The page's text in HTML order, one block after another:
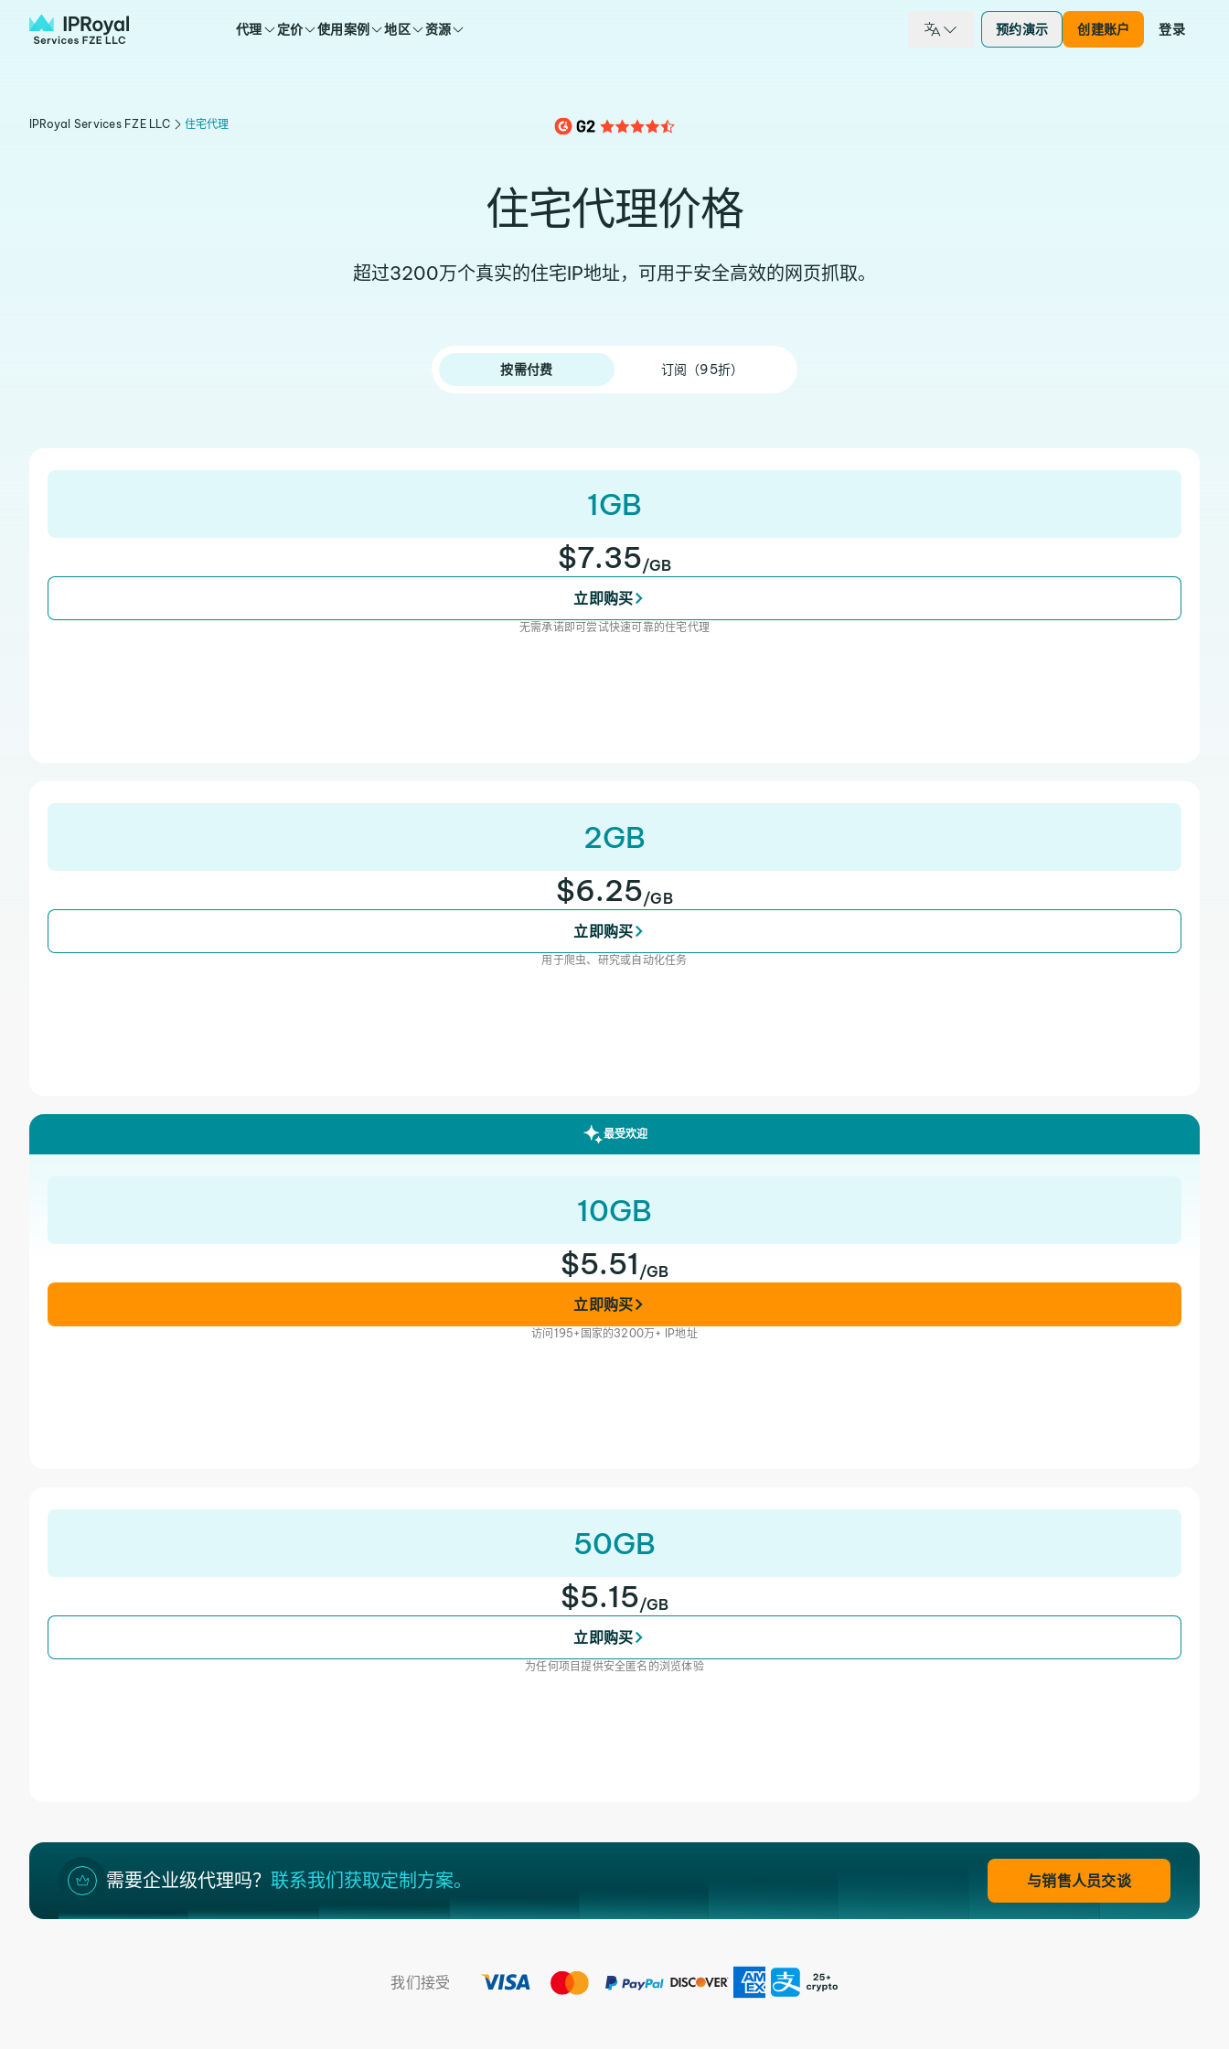
代理 定价 使用案例 地区 资源 预约演示 创建账户 登录
IPRoyal Services FZE LLC 住宅代理
住宅代理价格
超过3200万个真实的住宅IP地址，可用于安全高效的网页抓取。
按需付费 订阅（95折）
1GB
$7.35/GB
立即购买
无需承诺即可尝试快速可靠的住宅代理
2GB
$6.25/GB
立即购买
用于爬虫、研究或自动化任务
最受欢迎
10GB
$5.51 /GB
立即购买
访问195+国家的3200万+ IP地址
50GB
$5.15/GB
立即购买
为任何项目提供安全匿名的浏览体验
需要企业级代理吗？ 联系我们获取定制方案。 与销售人员交谈
我们接受